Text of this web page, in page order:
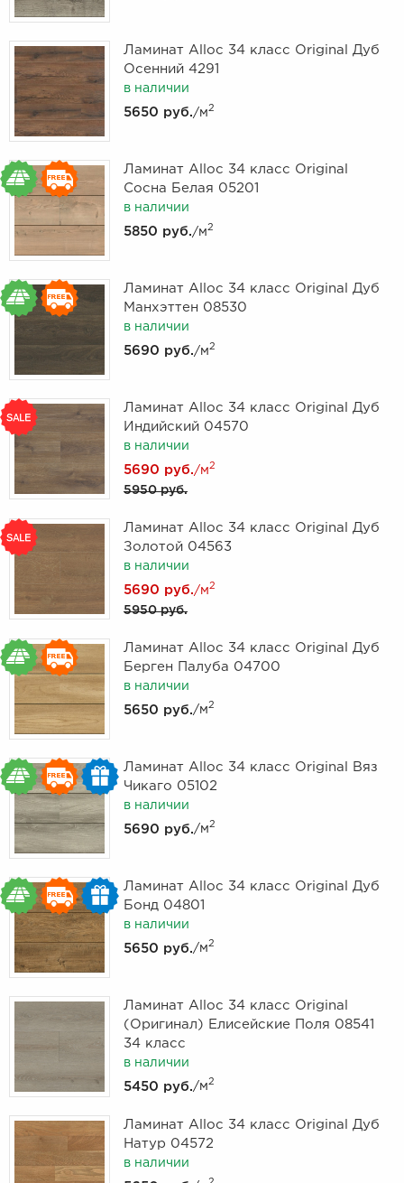
Ламинат Alloc 34 класс Original Дуб
Осенний 4291
в наличии
5650 руб./м2
Ламинат Alloc 34 класс Original
Сосна Белая 05201
в наличии
5850 руб./м2
Ламинат Alloc 34 класс Original Дуб
Манхэттен 08530
в наличии
5690 руб./м2
Ламинат Alloc 34 класс Original Дуб
Индийский 04570
в наличии
5690 руб./м2
5950 руб.
Ламинат Alloc 34 класс Original Дуб
Золотой 04563
в наличии
5690 руб. /м2
5950 руб.
Ламинат Alloc 34 класс Original Дуб
Берген Палуба 04700
в наличии
5650 руб. /м 2
Ламинат Alloc 34 класс Original Вяз
Чикаго 05102
в наличии
5690 руб. /м 2
Ламинат Alloc 34 класс Original Дуб
Бонд 04801
в наличии
5650 руб. /м 2
Ламинат Alloc 34 класс Original
(Оригинал) Елисейские Поля 08541
34 класс
в наличии
5450 руб. /м 2
Ламинат Alloc 34 класс Original Дуб
Натур 04572
в наличии